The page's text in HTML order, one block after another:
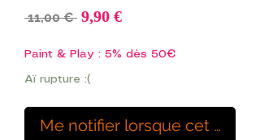
11,00 € Prix
9,90 €Prix
Paint & Play : 5% dès 50€
Aï rupture :(
Me notifier lorsque cet